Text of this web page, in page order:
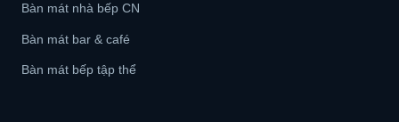
Bàn mát nhà bếp CN
Bàn mát bar & café
Bàn mát bếp tập thể